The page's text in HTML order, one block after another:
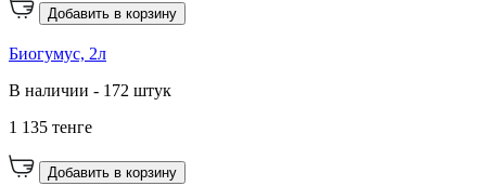
Добавить в корзину
Биогумус, 2л
В наличии - 172 штук
1 135 тенге
Добавить в корзину